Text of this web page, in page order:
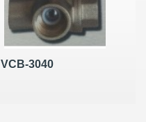
VCB-3040